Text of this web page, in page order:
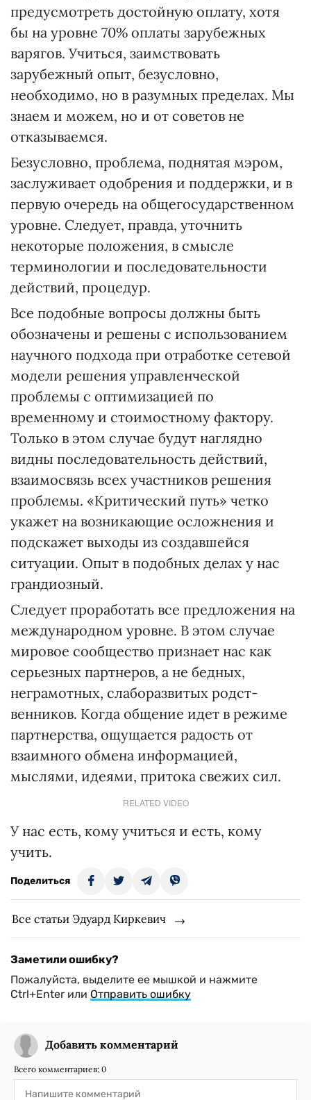
предусмотреть достойную оплату, хотя
бы на уровне 70% оплаты зарубежных
варягов. Учиться, заимствовать
зарубежный опыт, безусловно,
необходимо, но в разумных пределах. Мы
знаем и можем, но и от советов не
отказываемся.
Безусловно, проблема, поднятая мэром,
заслуживает одобрения и поддержки, и в
первую очередь на общегосударственном
уровне. Следует, правда, уточнить
некоторые положения, в смысле
терминологии и последовательности
действий, процедур.
Все подобные вопросы должны быть
обозначены и решены с использованием
научного подхода при отработке сетевой
модели решения управленческой
проблемы с оптимизацией по
временному и стоимостному фактору.
Только в этом случае будут наглядно
видны последовательность действий,
взаимосвязь всех участников решения
проблемы. «Критический путь» четко
укажет на возникающие осложнения и
подскажет выходы из создавшейся
ситуации. Опыт в подобных делах у нас
грандиозный.
Следует проработать все предложения на
международном уровне. В этом случае
мировое сообщество признает нас как
серьезных партнеров, а не бедных,
неграмотных, слаборазвитых родст­
венников. Когда общение идет в режиме
партнерства, ощущается радость от
взаимного обмена информацией,
мыслями, идеями, притока свежих сил.
RELATED VIDEO
У нас есть, кому учиться и есть, кому
учить.
Поделиться
Все статьи Эдуард Киркевич
Заметили ошибку?
Пожалуйста, выделите ее мышкой и нажмите
Ctrl+Enter или Отправить ошибку
Добавить комментарий
Всего комментариев: 0